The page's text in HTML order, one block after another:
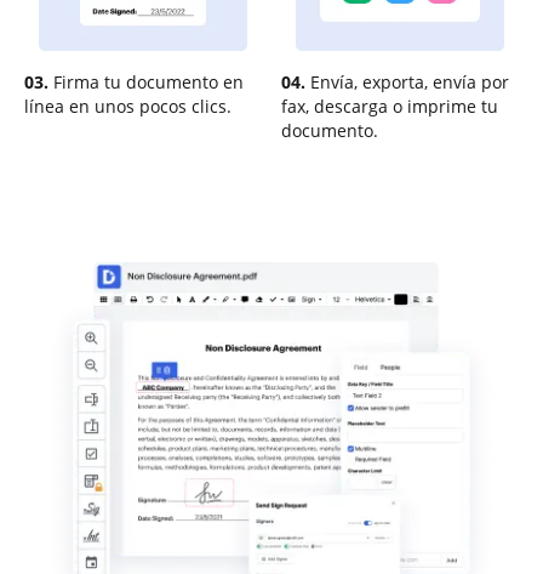
03. Firma tu documento en
línea en unos pocos clics.
04. Envía, exporta, envía por
fax, descarga o imprime tu
documento.